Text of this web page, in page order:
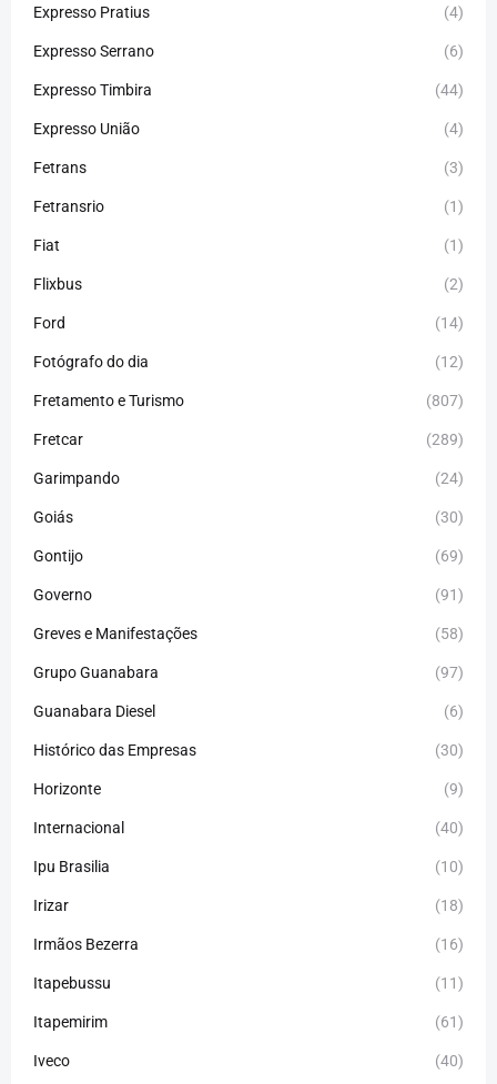
Expresso Pratius (4)
Expresso Serrano (6)
Expresso Timbira (44)
Expresso União (4)
Fetrans (3)
Fetransrio (1)
Fiat (1)
Flixbus (2)
Ford (14)
Fotógrafo do dia (12)
Fretamento e Turismo (807)
Fretcar (289)
Garimpando (24)
Goiás (30)
Gontijo (69)
Governo (91)
Greves e Manifestações (58)
Grupo Guanabara (97)
Guanabara Diesel (6)
Histórico das Empresas (30)
Horizonte (9)
Internacional (40)
Ipu Brasilia (10)
Irizar (18)
Irmãos Bezerra (16)
Itapebussu (11)
Itapemirim (61)
Iveco (40)